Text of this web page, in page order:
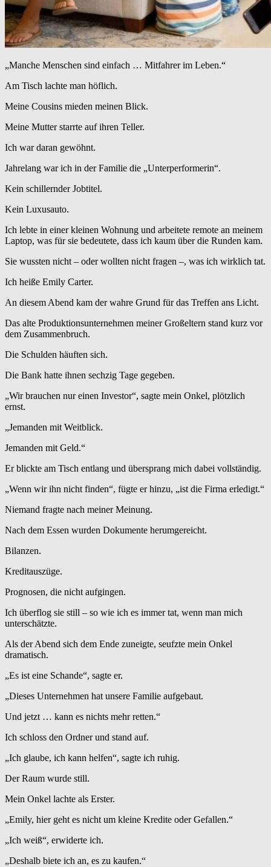
„Manche Menschen sind einfach … Mitfahrer im Leben.“
Am Tisch lachte man höflich.
Meine Cousins mieden meinen Blick.
Meine Mutter starrte auf ihren Teller.
Ich war daran gewöhnt.
Jahrelang war ich in der Familie die „Unterperformerin“.
Kein schillernder Jobtitel.
Kein Luxusauto.
Ich lebte in einer kleinen Wohnung und arbeitete remote an meinem
Laptop, was für sie bedeutete, dass ich kaum über die Runden kam.
Sie wussten nicht – oder wollten nicht fragen –, was ich wirklich tat.
Ich heiße Emily Carter.
An diesem Abend kam der wahre Grund für das Treffen ans Licht.
Das alte Produktionsunternehmen meiner Großeltern stand kurz vor
dem Zusammenbruch.
Die Schulden häuften sich.
Die Bank hatte ihnen sechzig Tage gegeben.
„Wir brauchen nur einen Investor“, sagte mein Onkel, plötzlich
ernst.
„Jemanden mit Weitblick.
Jemanden mit Geld.“
Er blickte am Tisch entlang und übersprang mich dabei vollständig.
„Wenn wir ihn nicht finden“, fügte er hinzu, „ist die Firma erledigt.“
Niemand fragte nach meiner Meinung.
Nach dem Essen wurden Dokumente herumgereicht.
Bilanzen.
Kreditauszüge.
Prognosen, die nicht aufgingen.
Ich überflog sie still – so wie ich es immer tat, wenn man mich
unterschätzte.
Als der Abend sich dem Ende zuneigte, seufzte mein Onkel
dramatisch.
„Es ist eine Schande“, sagte er.
„Dieses Unternehmen hat unsere Familie aufgebaut.
Und jetzt … kann es nichts mehr retten.“
Ich schloss den Ordner und stand auf.
„Ich glaube, ich kann helfen“, sagte ich ruhig.
Der Raum wurde still.
Mein Onkel lachte als Erster.
„Emily, hier geht es nicht um kleine Kredite oder Gefallen.“
„Ich weiß“, erwiderte ich.
„Deshalb biete ich an, es zu kaufen.“